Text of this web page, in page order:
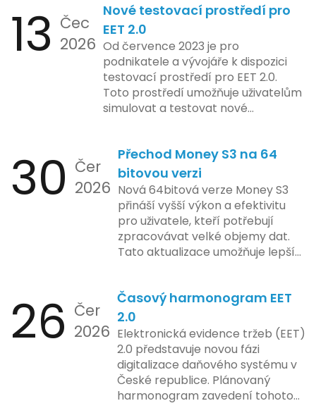
implementace funkce, která by
mohla porušovat určité zákonné
limity na ochranu osobních údajů.
Tato technologie se zaměřuje na
pokročilé sledování uživatelských
aktivit, což vyvolalo obavy ohledně
soukromí a ochrany dat uživatelů.
bezpečnost a ochranu spotřebitelů,
regulační orgány různých zemí jsou
na pozoru a sledují vývoj celého
případu velmi bedlivě. Vedení
společnosti zatím neposkytlo
podrobnější informace o
konkrétních záměrech či časové
ose zavedení této technologie.
13 Čec
2026
Nové testovací prostředí pro
EET 2.0
Od července 2023 je pro
podnikatele a vývojáře k dispozici
testovací prostředí pro EET 2.0.
Toto prostředí umožňuje uživatelům
simulovat a testovat nové
kontrolovaném prostředí. Uživatelé
mají možnost předem se seznámit s
aktualizacemi, a tím lépe připravit
své systémy na oficiální zavedení
nového systému.
30 Čer
2026
Přechod Money S3 na 64
bitovou verzi
Nová 64bitová verze Money S3
přináší vyšší výkon a efektivitu
pro uživatele, kteří potřebují
zpracovávat velké objemy dat.
Tato aktualizace umožňuje lepší
podniky s náročnými účetními
procesy.
26 Čer
2026
Časový harmonogram EET
2.0
Elektronická evidence tržeb (EET)
2.0 představuje novou fázi
digitalizace daňového systému v
České republice. Plánovaný
harmonogram zavedení tohoto